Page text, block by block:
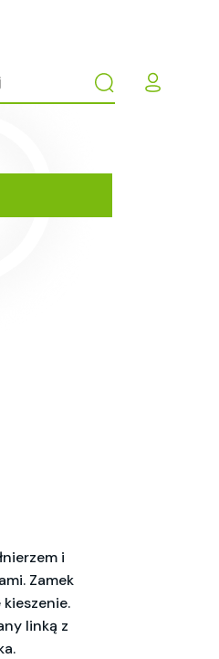
i
Zamek
linką z